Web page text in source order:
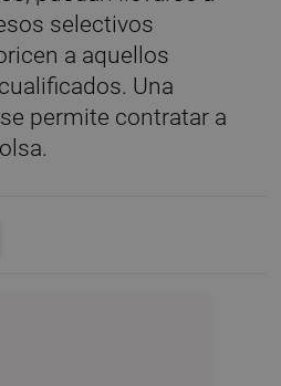
selectivos
a aquellos
Una
permite contratar a